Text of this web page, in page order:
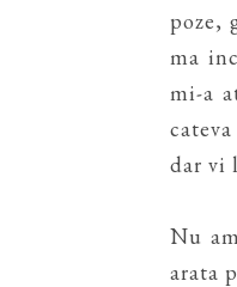
poze,
ma
mi-a
dar vi
Nu
arata